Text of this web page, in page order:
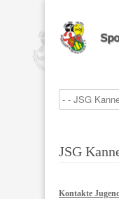
JSG
Kontakte